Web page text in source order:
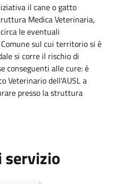
il cane o gatto
Medica Veterinaria,
le eventuali
sul cui territorio si è
si corre il rischio di
conseguenti alle cure: è
Veterinario dell'AUSL a
presso la struttura
servizio